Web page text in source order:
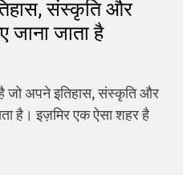
संस्कृति और
जाना जाता है
जो अपने इतिहास, संस्कृति और
है। इज़मिर एक ऐसा शहर है